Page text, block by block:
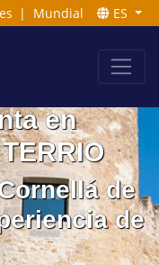
| Mundial ES
en
de
de